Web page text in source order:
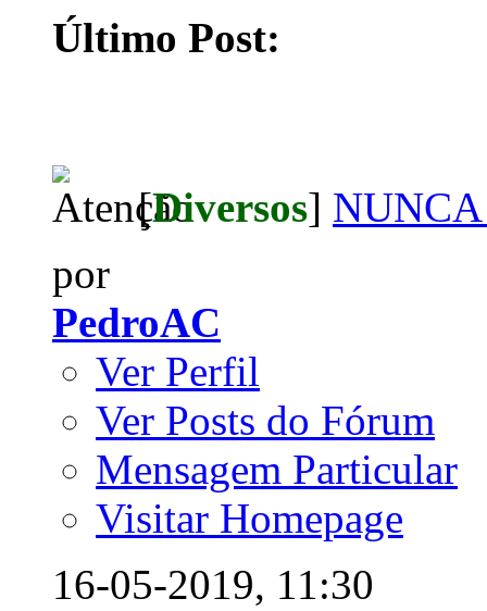
Último Post:
[Diversos]
por
PedroAC
Ver Perfil
Ver Posts do Fórum
Mensagem Particular
Visitar Homepage
16-05-2019, 11:30